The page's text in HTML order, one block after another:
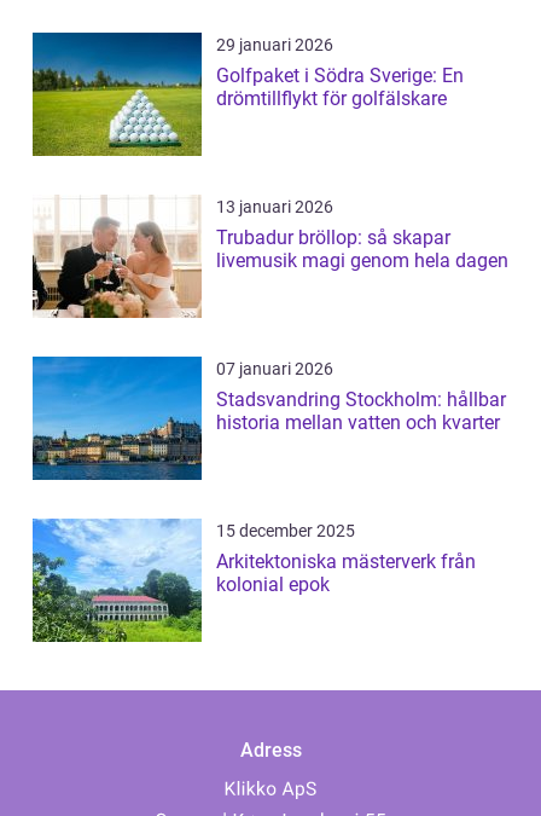
29 januari 2026
Golfpaket i Södra Sverige: En
drömtillflykt för golfälskare
13 januari 2026
Trubadur bröllop: så skapar
livemusik magi genom hela dagen
07 januari 2026
Stadsvandring Stockholm: hållbar
historia mellan vatten och kvarter
15 december 2025
Arkitektoniska mästerverk från
kolonial epok
Adress